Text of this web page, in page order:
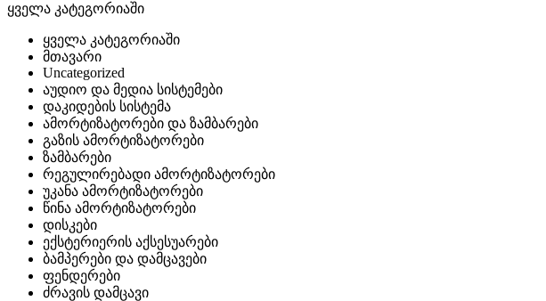
ყველა კატეგორიაში
ყველა კატეგორიაში
მთავარი
Uncategorized
აუდიო და მედია სისტემები
დაკიდების სისტემა
ამორტიზატორები და ზამბარები
გაზის ამორტიზატორები
ზამბარები
რეგულირებადი ამორტიზატორები
უკანა ამორტიზატორები
წინა ამორტიზატორები
დისკები
ექსტერიერის აქსესუარები
ბამპერები და დამცავები
ფენდერები
ძრავის დამცავი